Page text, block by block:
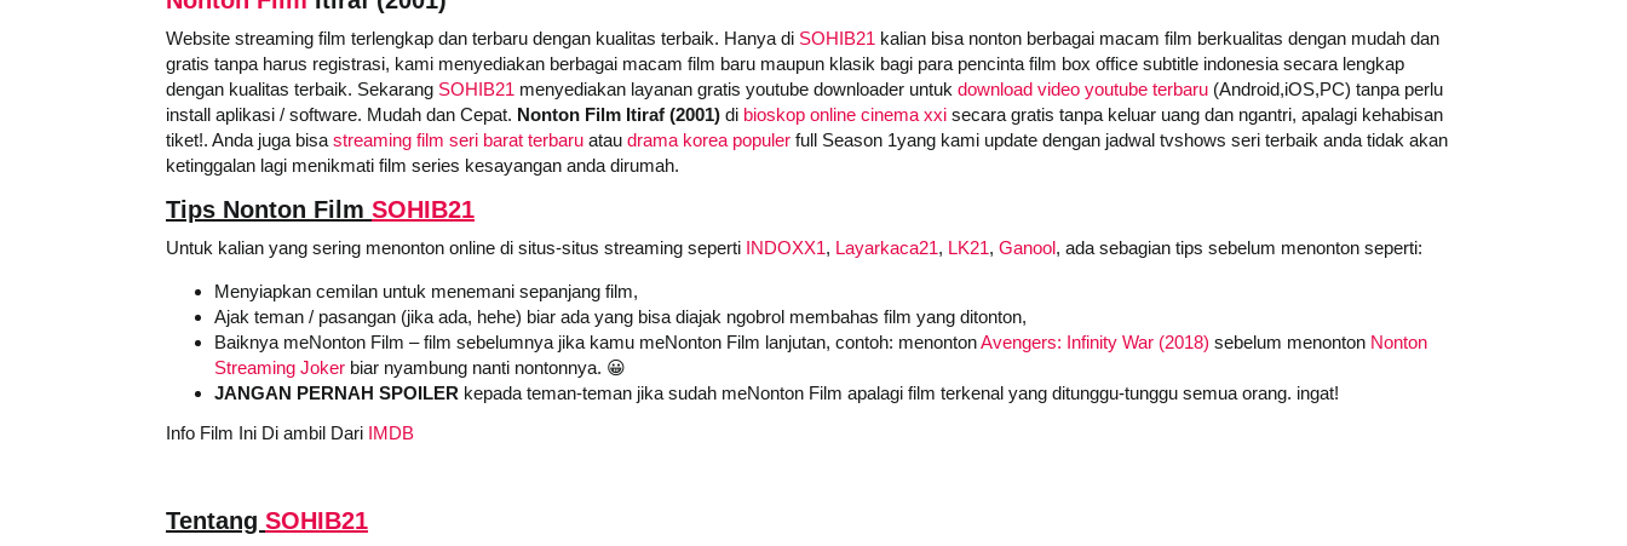
Website streaming film terlengkap dan terbaru dengan kualitas terbaik. Hanya di SOHIB21 kalian bisa nonton berbagai macam film berkualitas dengan mudah dan
gratis tanpa harus registrasi, kami menyediakan berbagai macam film baru maupun klasik bagi para pencinta film box office subtitle indonesia secara lengkap
dengan kualitas terbaik. Sekarang SOHIB21 menyediakan layanan gratis youtube downloader untuk download video youtube terbaru (Android,iOS,PC) tanpa perlu
install aplikasi / software. Mudah dan Cepat. Nonton Film Itiraf (2001) di bioskop online cinema xxi secara gratis tanpa keluar uang dan ngantri, apalagi kehabisan
tiket!. Anda juga bisa streaming film seri barat terbaru atau drama korea populer full Season 1yang kami update dengan jadwal tvshows seri terbaik anda tidak akan
ketinggalan lagi menikmati film series kesayangan anda dirumah.
Tips Nonton Film SOHIB21
Untuk kalian yang sering menonton online di situs-situs streaming seperti INDOXX1, Layarkaca21, LK21, Ganool, ada sebagian tips sebelum menonton seperti:
Menyiapkan cemilan untuk menemani sepanjang film,
Ajak teman / pasangan (jika ada, hehe) biar ada yang bisa diajak ngobrol membahas film yang ditonton,
Baiknya meNonton Film – film sebelumnya jika kamu meNonton Film lanjutan, contoh: menontonAvengers: Infinity War (2018) sebelum menonton Nonton
Streaming Joker biar nyambung nanti nontonnya. 😀
JANGAN PERNAH SPOILER kepada teman-teman jika sudah meNonton Film apalagi film terkenal yang ditunggu-tunggu semua orang. ingat!
Info Film Ini Di ambil Dari IMDB
Tentang SOHIB21